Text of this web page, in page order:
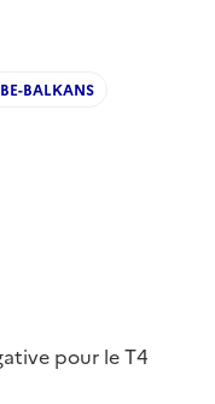
BALKANS
pour le T4